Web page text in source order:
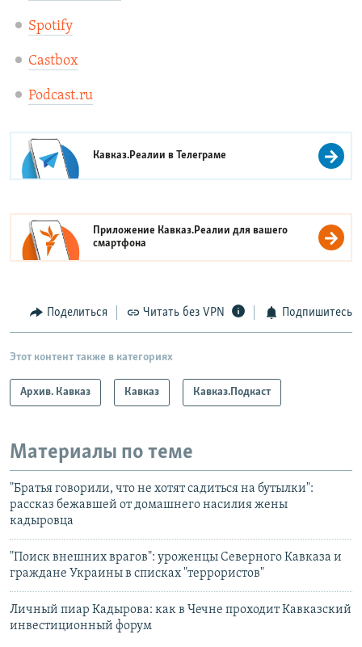
Spotify
Castbox
Podcast.ru
Кавказ.Реалии вТелеграме
Приложение Кавказ.Реалии для вашего
смартфона
Поделиться Читать без VPN Подпишитесь
Этот контент также в категориях
Архив. Кавказ Кавказ Кавказ.Подкаст
Материалы по теме
"Братья говорили, что не хотят садиться на бутылки":
рассказ бежавшей от домашнего насилия жены
кадыровца
"Поиск внешних врагов": уроженцы Северного Кавказа и
граждане Украины в списках "террористов"
Личный пиар Кадырова: как в Чечне проходит Кавказский
инвестиционный форум